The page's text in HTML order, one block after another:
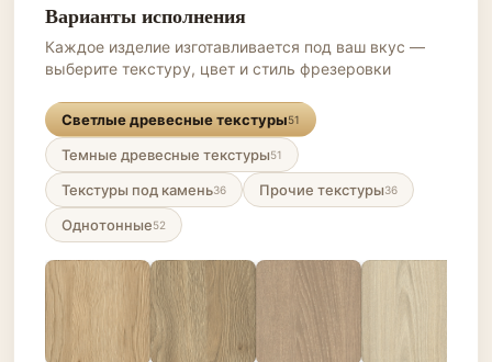
Варианты исполнения
Каждое изделие изготавливается под ваш вкус —
выберите текстуру, цвет и стиль фрезеровки
Светлые древесные текстуры51
Темные древесные текстуры51
Текстуры под камень36 Прочие текстуры36
Однотонные52